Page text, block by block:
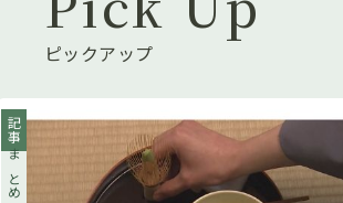
ピックアップ
記事
まとめ